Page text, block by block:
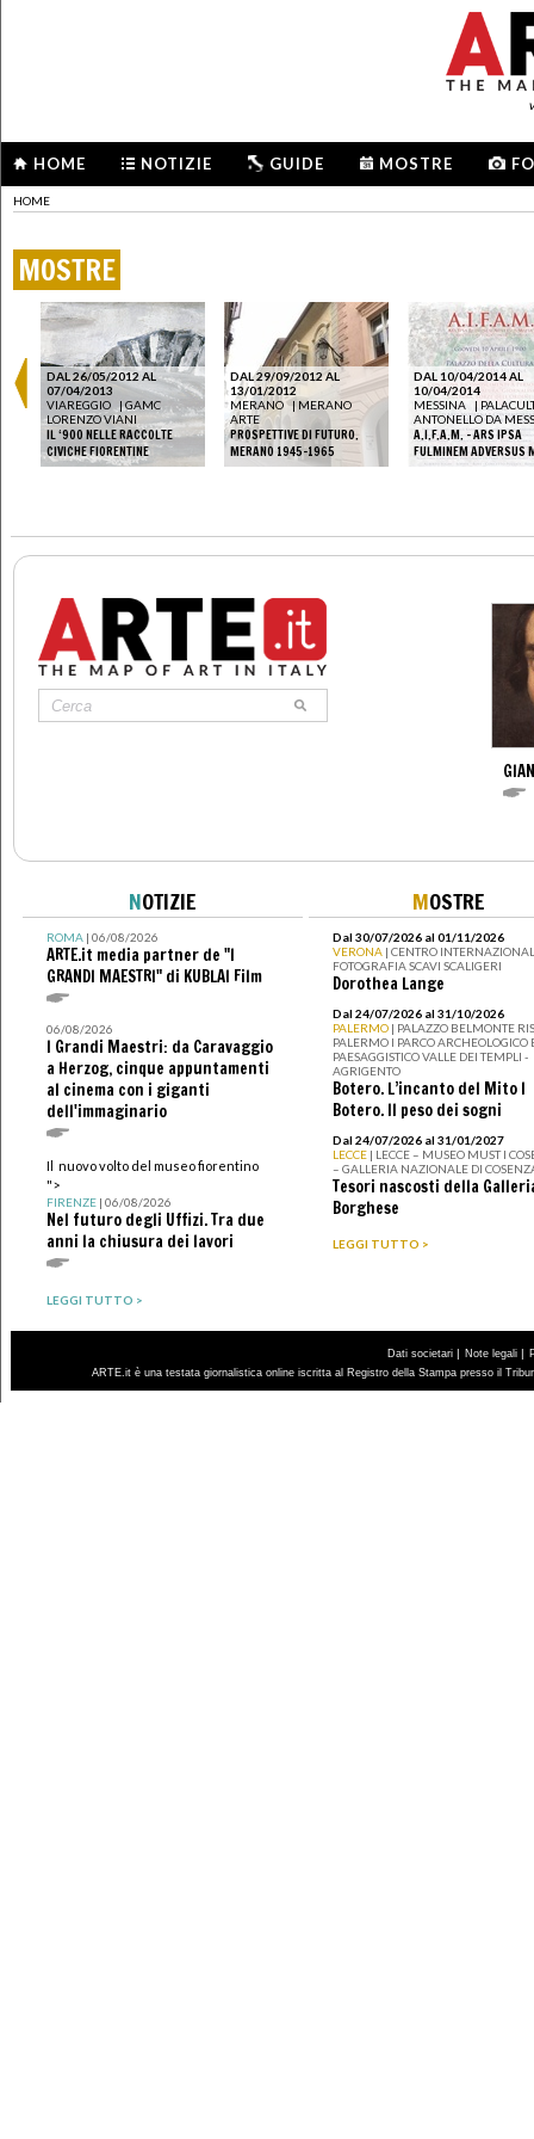
HOME NOTIZIE GUIDE MOSTRE
HOME
MOSTRE
DAL 26/05/2012 AL
07/04/2013
VIAREGGIO |GAMC
LORENZO VIANI
IL ‘900 NELLE RACCOLTE
CIVICHE FIORENTINE
DAL 29/09/2012 AL
13/01/2012
MERANO | MERANO
ARTE
PROSPETTIVE DI FUTURO.
MERANO 1945-1965
DAL 10/04/2014 AL
10/04/2014
MESSINA |
ANTONELLO DA
A.I.F.A.M. - ARS IPSA
FULMINEM ADVERSUS
NOTIZIE
ROMA| 06/08/2026
ARTE.it media partner de "I
GRANDI MAESTRI" di KUBLAI Film
06/08/2026
I Grandi Maestri: da Caravaggio
a Herzog, cinque appuntamenti
al cinema con i giganti
dell'immaginario
Il nuovo volto del museo fiorentino
">
FIRENZE| 06/08/2026
Nel futuro degli Uffizi. Tra due
anni la chiusura dei lavori
LEGGI TUTTO >
MOSTRE
Dal 30/07/2026 al 01/11/2026
VERONA | CENTRO
FOTOGRAFIA SCAVI SCALIGERI
Dorothea Lange
Dal 24/07/2026 al 31/10/2026
PALERMO | PALAZZO BELMONTE
PALERMO I PARCO ARCHEOLOGICO
PAESAGGISTICO VALLE DEI TEMPLI -
AGRIGENTO
Botero. L’incanto del Mito I
Botero. Il peso dei sogni
Dal 24/07/2026 al 31/01/2027
LECCE | LECCE – MUSEO MUST I
– GALLERIA NAZIONALE DI
Tesori nascosti della
Borghese
LEGGI TUTTO >
Dati societari | Note legali |
ARTE.it è una testata giornalistica online iscritta al Registro della Stampa presso il